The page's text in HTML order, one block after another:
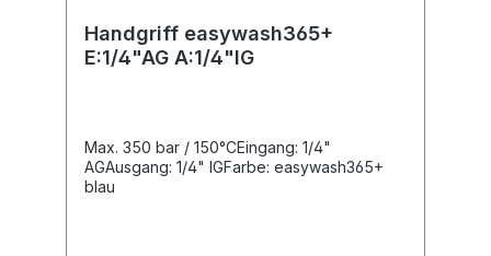
Handgriff easywash365+
E:1/4"AG A:1/4"IG
Max. 350 bar / 150°CEingang: 1/4"
AGAusgang: 1/4" IGFarbe: easywash365+
blau